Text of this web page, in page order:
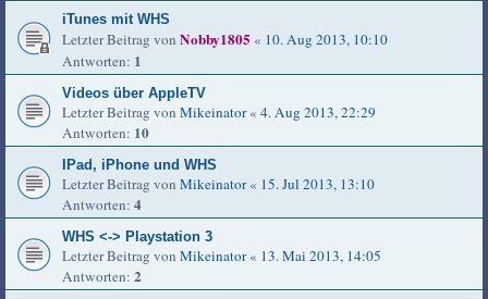
iTunes mit WHS
Letzter Beitrag von Nobby1805 « 10. Aug 2013, 10:10
Antworten: 1
Videos über AppleTV
Letzter Beitrag von Mikeinator« 4. Aug 2013, 22:29
Antworten: 10
IPad, iPhone und WHS
Letzter Beitrag von Mikeinator« 15. Jul 2013, 13:10
Antworten: 4
WHS <-> Playstation 3
Letzter Beitrag von Mikeinator« 13. Mai 2013, 14:05
Antworten: 2